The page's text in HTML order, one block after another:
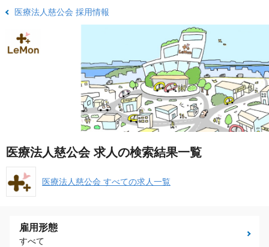
医療法人慈公会 採用情報
医療法人慈公会 求人の検索結果一覧
医療法人慈公会 すべての求人一覧
雇用形態
すべて